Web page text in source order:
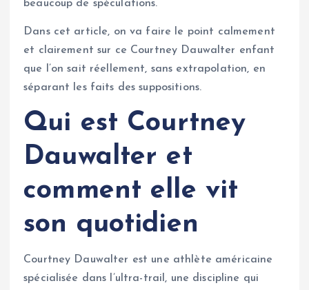
beaucoup de spéculations.
Dans cet article, on va faire le point calmement
et clairement sur ce Courtney Dauwalter enfant
que l’on sait réellement, sans extrapolation, en
séparant les faits des suppositions.
Qui est Courtney
Dauwalter et
comment elle vit
son quotidien
Courtney Dauwalter est une athlète américaine
spécialisée dans l’ultra-trail, une discipline qui